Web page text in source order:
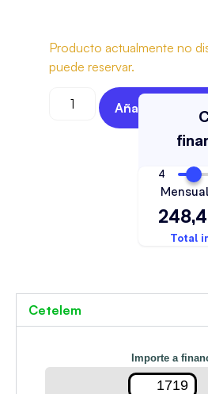
Producto actualmente no
puede reservar.
Añadir Al
Cetelem
Importe a